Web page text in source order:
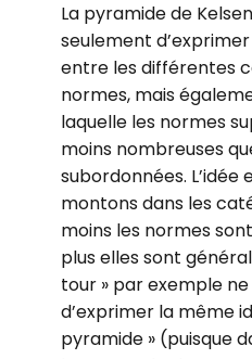
La pyramide de
seulement
entre les différentes
normes, mais
laquelle les normes
moins nombreuses
subordonnées. L’idée
montons dans les
moins les normes
plus elles sont
tour » par exemple
d’exprimer la même
pyramide » (puisque